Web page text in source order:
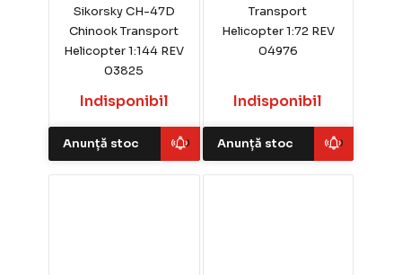
Sikorsky CH-47D
Chinook Transport
Helicopter 1:144 REV
03825
Indisponibil
Anunță stoc
Transport
Helicopter 1:72 REV
04976
Indisponibil
Anunță stoc